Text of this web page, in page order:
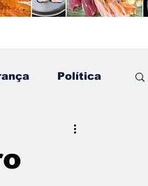
Política